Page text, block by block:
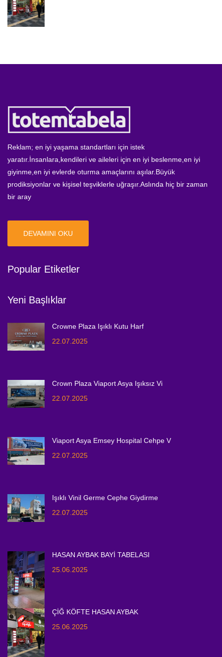
Reklam; en iyi yaşama standartları için istek
yaratır.İnsanlara,kendileri ve aileleri için en iyi beslenme,en iyi
giyinme,en iyi evlerde oturma amaçlarını aşılar.Büyük
prodiksiyonlar ve kişisel teşviklerle uğraşır.Aslında hiç bir zaman
bir aray
DEVAMINI OKU
Popular Etiketler
Yeni Başlıklar
Crowne Plaza Işıklı Kutu Harf
22.07.2025
Crown Plaza Viaport Asya Işıksız Vi
22.07.2025
Viaport Asya Emsey Hospital Cehpe V
22.07.2025
Işıklı Vinil Germe Cephe Giydirme
22.07.2025
HASAN AYBAK BAYİ TABELASI
25.06.2025
ÇİĞ KÖFTE HASAN AYBAK
25.06.2025